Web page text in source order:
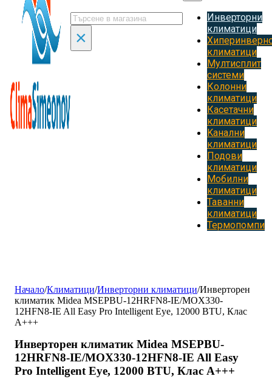
Търсене
×
Инверторни
климатици
климатици
Мултисплит
системи
Колонни
климатици
Касетачни
климатици
Kанални
климатици
Подови
климатици
Мобилни
климатици
Таванни
климатици
Термопомпи
Начало/Климатици/Инверторни климатици/Инверторен
климатик Midea MSEPBU-12HRFN8-IE/MOX330-
12HFN8-IE All Easy Pro Intelligent Eye, 12000 BTU, Клас
A+++
Инверторен климатик Midea MSEPBU-
12HRFN8-IE/MOX330-12HFN8-IE All Easy
Pro Intelligent Eye, 12000 BTU, Клас A+++